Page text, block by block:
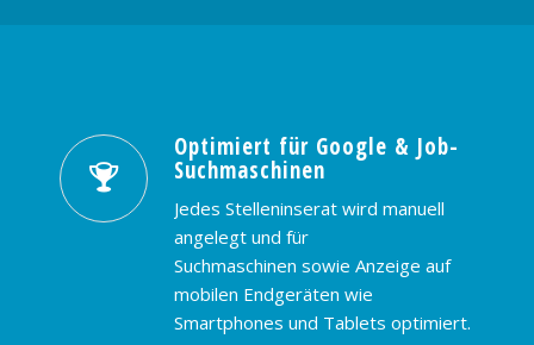
Optimiert für Google & Job-
Suchmaschinen
Jedes Stelleninserat wird manuell
angelegt und für
Suchmaschinen sowie Anzeige auf
mobilen Endgeräten wie
Smartphones und Tablets optimiert.